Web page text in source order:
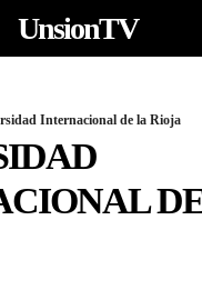
UnsionTV
Internacional de la Rioja